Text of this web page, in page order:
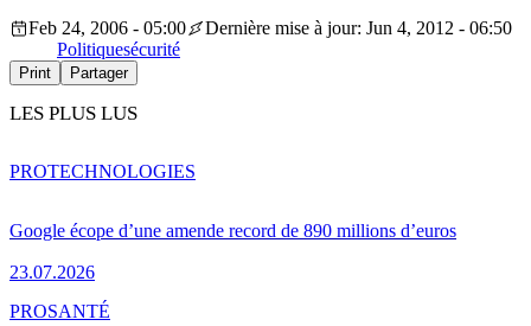
Feb 24, 2006 - 05:00
Dernière mise à jour: Jun 4, 2012 - 06:50
Politiquesécurité
Print Partager
LES PLUS LUS
Google écope d’une amende record de 890 millions d’euros
23.07.2026
PROTECHNOLOGIES
PROSANTÉ